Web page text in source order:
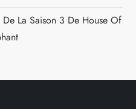
De La Saison 3 De House Of